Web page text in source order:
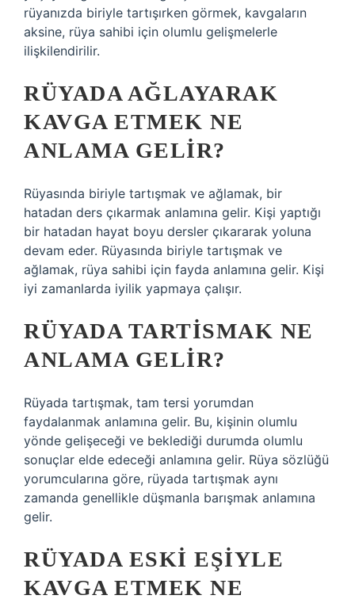
rüyanızda biriyle tartışırken görmek, kavgaların
aksine, rüya sahibi için olumlu gelişmelerle
ilişkilendirilir.
RÜYADA AĞLAYARAK
KAVGA ETMEK NE
ANLAMA GELIR?
Rüyasında biriyle tartışmak ve ağlamak, bir
hatadan ders çıkarmak anlamına gelir. Kişi yaptığı
bir hatadan hayat boyu dersler çıkararak yoluna
devam eder. Rüyasında biriyle tartışmak ve
ağlamak, rüya sahibi için fayda anlamına gelir. Kişi
iyi zamanlarda iyilik yapmaya çalışır.
RÜYADA TARTISMAK NE
ANLAMA GELIR?
Rüyada tartışmak, tam tersi yorumdan
faydalanmak anlamına gelir. Bu, kişinin olumlu
yönde gelişeceği ve beklediği durumda olumlu
sonuçlar elde edeceği anlamına gelir. Rüya sözlüğü
yorumcularına göre, rüyada tartışmak aynı
zamanda genellikle düşmanla barışmak anlamına
gelir.
RÜYADA ESKI EŞIYLE
KAVGA ETMEK NE